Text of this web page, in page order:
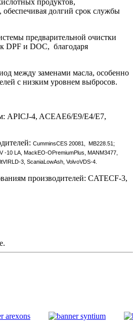
долгий срок службы
предварительной очистки
DPF и DOC, благодаря
между заменами масла, особенно
с низким уровнем выбросов.
APICJ-4, ACEAE6/E9/E4/E7,
CumminsCES 20081, MB228.51;
-10 LA MackEO-OPremiumPlus MANM3477,
VIRLD-3, ScaniaLowAsh VolvoVDS-4.
производителей: CATECF-3,